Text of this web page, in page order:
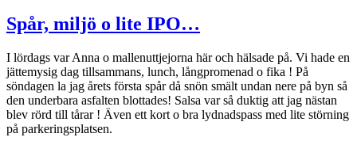
Spår, miljö o lite IPO…
I lördags var Anna o mallenuttjejorna här och hälsade på. Vi hade en
jättemysig dag tillsammans, lunch, långpromenad o fika ! På
söndagen la jag årets första spår då snön smält undan nere på byn så
den underbara asfalten blottades! Salsa var så duktig att jag nästan
blev rörd till tårar ! Även ett kort o bra lydnadspass med lite störning
på parkeringsplatsen.